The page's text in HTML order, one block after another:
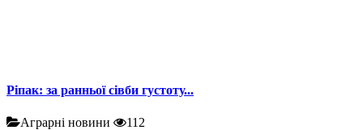
Ріпак: за ранньої сівби густоту...
Аграрні новини 112